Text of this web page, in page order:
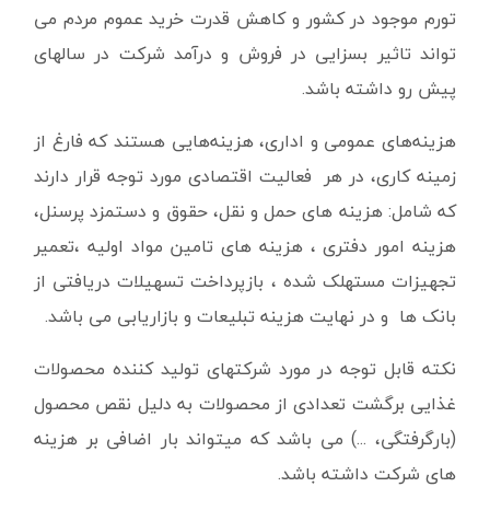
تورم موجود در کشور و کاهش قدرت خرید عموم مردم می
تواند تاثیر بسزایی در فروش و درآمد شرکت در سالهای
پیش رو داشته باشد.
هزینه‌های عمومی و اداری، هزینه‌هایی هستند که فارغ از
زمینه کاری، در هر فعالیت اقتصادی مورد توجه قرار دارند
که شامل: هزینه های حمل و نقل، حقوق و دستمزد پرسنل،
هزینه امور دفتری ، هزینه های تامین مواد اولیه ،تعمیر
تجهیزات مستهلک شده ، بازپرداخت تسهیلات دریافتی از
بانک ها و در نهایت هزینه تبلیعات و بازاریابی می باشد.
نکته قابل توجه در مورد شرکتهای تولید کننده محصولات
غذایی برگشت تعدادی از محصولات به دلیل نقص محصول
(بارگرفتگی، ...) می باشد که میتواند بار اضافی بر هزینه
های شرکت داشته باشد.